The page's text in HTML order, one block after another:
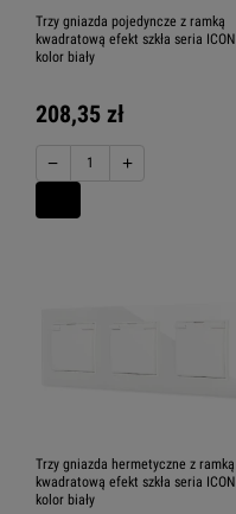
Trzy gniazda pojedyncze z ramką
kwadratową efekt szkła seria ICON
kolor biały
208,35 zł
− +
Trzy gniazda hermetyczne z ramką
kwadratową efekt szkła seria ICON
kolor biały